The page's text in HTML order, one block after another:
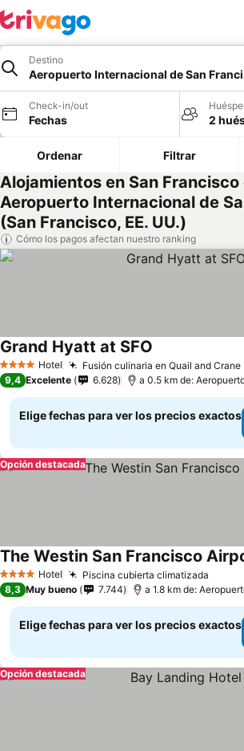
Destino
Aeropuerto Internacional de San
Check-in/out
Fechas 2
Ordenar Filtrar
Alojamientos en San
Aeropuerto Internacional de
(San Francisco, EE. UU.)
Cómo los pagos afectan nuestro ranking
4 EstrellasHotel Fusión culinaria en Quail and Crane
Grand Hyatt at SFO
9,4 Excelente 6.628
Elige fechas para ver los precios exactos
Opción destacada
4 EstrellasHotel Piscina cubierta climatizada
The Westin San Francisco
8,3 Muy bueno 7.744
Elige fechas para ver los precios exactos
Opción destacada